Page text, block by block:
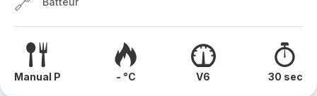
Manual P - °C V6 30 sec